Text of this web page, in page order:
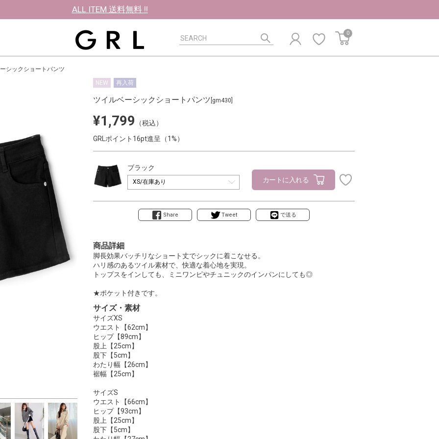
ALL ITEM 送料無料 !!
0
シックショートパンツ
NEW
再入荷
ツイルベーシックショートパンツ [gm430]
¥1,799
（税込）
GRLポイント16pt進呈（1%）
ブラック
カートに入れる
Share Tweet で送る
商品詳細
脚長効果バッチリなショート丈でシックに着こなせる。
ハリ感のあるツイル素材で、快適な着心地を実現。
トップスをインしても、ミニワンピやチュニックのインパンにしても◎
★ポケット付きです。
サイズ・素材
サイズXS
ウエスト【62cm】
ヒップ【89cm】
股上【25cm】
股下【5cm】
わたり幅【26cm】
裾幅【25cm】
サイズS
ウエスト【66cm】
ヒップ【93cm】
股上【25cm】
股下【5cm】